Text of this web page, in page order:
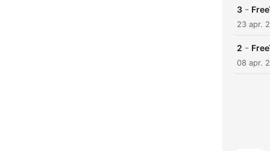
3 -
23 apr.
2 -
08 apr.